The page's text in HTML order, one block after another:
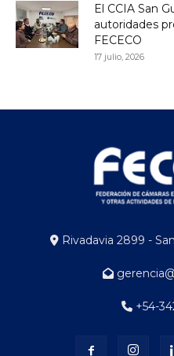
El CCIA San
autoridades
FECECO
17 julio, 2026
Rivadavia 2899 -
+54-